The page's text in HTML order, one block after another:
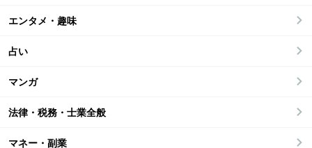
エンタメ・趣味
占い
マンガ
法律・税務・士業全般
マネー・副業